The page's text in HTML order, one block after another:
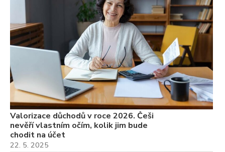
Valorizace důchodů v roce 2026. Češi
nevěří vlastním očím, kolik jim bude
chodit na účet
22. 5. 2025